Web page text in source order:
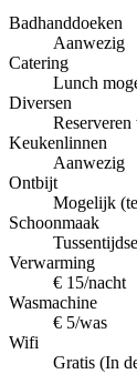
Badhanddoeken
Aanwezig
Catering
Lunch
Diversen
Keukenlinnen
Aanwezig
Ontbijt
Mogelijk
Schoonmaak
Verwarming
€ 15/nacht
Wasmachine
€ 5/was
Wifi
Gratis (In